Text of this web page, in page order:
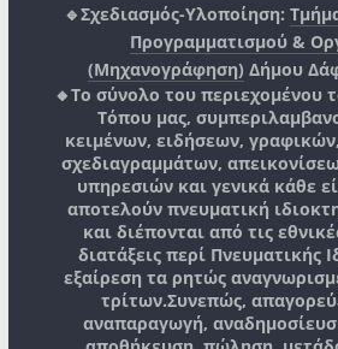
🔹Σχεδιασμός-Υλοποίηση:
Προγραμματισμού &
(Μηχανογράφηση) Δήμου
🔸Το σύνολο του περιεχομένου
Τόπου μας,
κειμένων, ειδήσεων,
σχεδιαγραμμάτων,
υπηρεσιών και γενικά κάθε
αποτελούν πνευματική
και διέπονται από τις
διατάξεις περί Πνευματικής
εξαίρεση τα ρητώς
τρίτων.Συνεπώς,
αναπαραγωγή,